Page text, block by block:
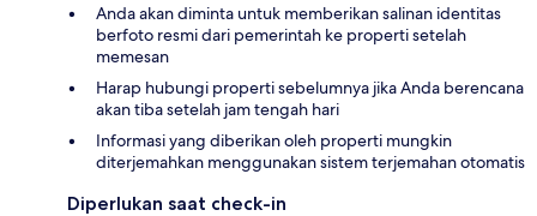
Anda akan diminta untuk memberikan salinan identitas
berfoto resmi dari pemerintah ke properti setelah
memesan
Harap hubungi properti sebelumnya jika Anda berencana
akan tiba setelah jam tengah hari
Informasi yang diberikan oleh properti mungkin
diterjemahkan menggunakan sistem terjemahan otomatis
Diperlukan saat check-in